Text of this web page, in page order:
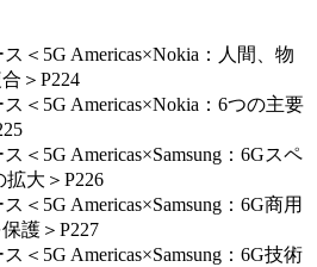
＜5G Americas×Nokia：人間、物
＞P224
＜5G Americas×Nokia：6つの主要
＜5G Americas×Samsung：6Gスペ
大＞P226
＜5G Americas×Samsung：6G商用
護＞P227
＜5G Americas×Samsung：6G技術